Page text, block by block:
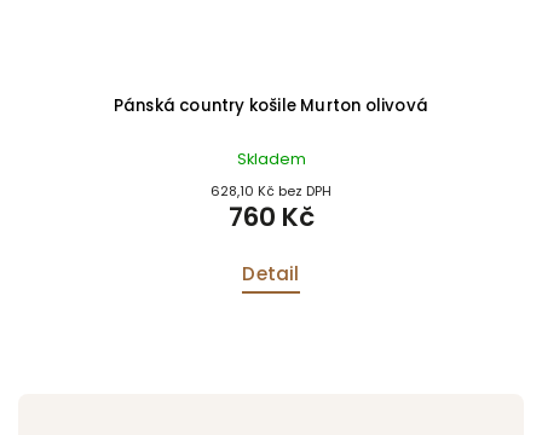
Pánská country košile Murton olivová
Skladem
628,10 Kč bez DPH
760 Kč
Detail